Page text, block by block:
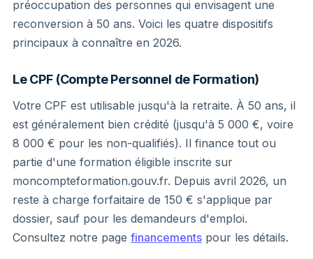
préoccupation des personnes qui envisagent une
reconversion à 50 ans. Voici les quatre dispositifs
principaux à connaître en 2026.
Le CPF (Compte Personnel de Formation)
Votre CPF est utilisable jusqu'à la retraite. À 50 ans, il
est généralement bien crédité (jusqu'à 5 000 €, voire
8 000 € pour les non-qualifiés). Il finance tout ou
partie d'une formation éligible inscrite sur
moncompteformation.gouv.fr. Depuis avril 2026, un
reste à charge forfaitaire de 150 € s'applique par
dossier, sauf pour les demandeurs d'emploi.
Consultez notre page financements pour les détails.